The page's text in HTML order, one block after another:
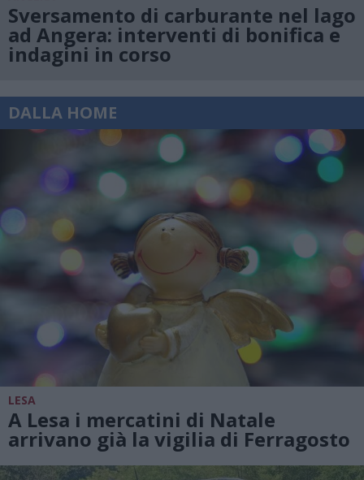
Sversamento di carburante nel lago
ad Angera: interventi di bonifica e
indagini in corso
DALLA HOME
LESA
A Lesa i mercatini di Natale
arrivano già la vigilia di Ferragosto